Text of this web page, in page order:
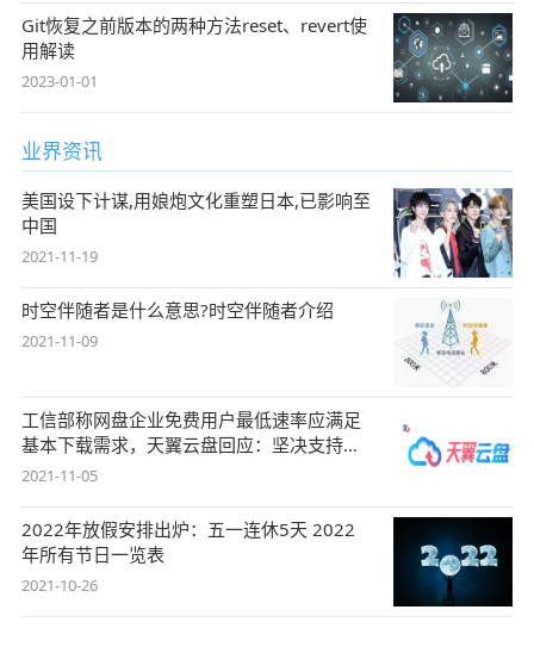
Git恢复之前版本的两种方法reset、revert使
用解读
2023-01-01
业界资讯
美国设下计谋,用娘炮文化重塑日本,已影响至
中国
2021-11-19
时空伴随者是什么意思?时空伴随者介绍
2021-11-09
工信部称网盘企业免费用户最低速率应满足
基本下载需求，天翼云盘回应：坚决支持，
始终
2021-11-05
2022年放假安排出炉：五一连休5天 2022
年所有节日一览表
2021-10-26